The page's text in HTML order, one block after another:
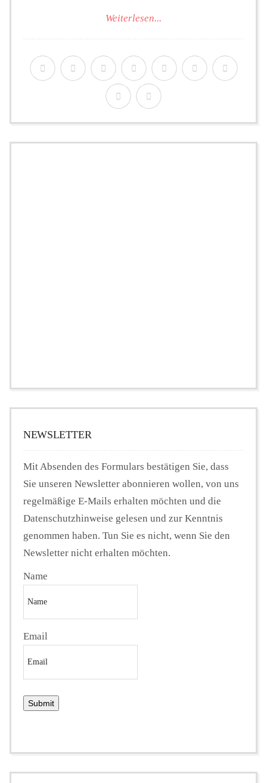
Weiterlesen...
NEWSLETTER
Mit Absenden des Formulars bestätigen Sie, dass
Sie unseren Newsletter abonnieren wollen, von uns
regelmäßige E-Mails erhalten möchten und die
Datenschutzhinweise gelesen und zur Kenntnis
genommen haben. Tun Sie es nicht, wenn Sie den
Newsletter nicht erhalten möchten.
Name
Email